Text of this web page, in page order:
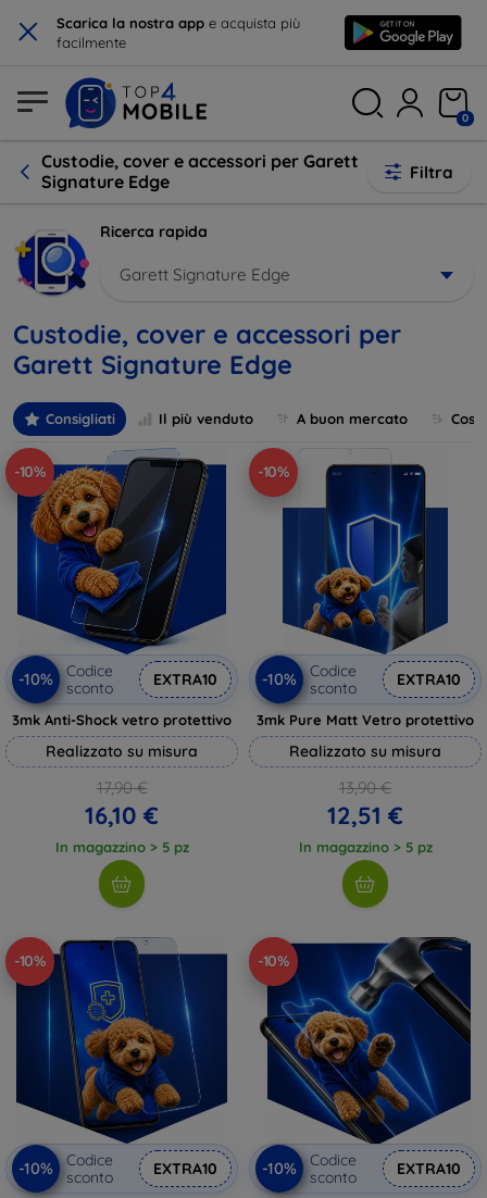
× Scarica la nostra app e acquista più
facilmente
0
Custodie, cover e accessori per Garett
Signature Edge
Filtra
Ricerca rapida
Garett Signature Edge
Custodie, cover e accessori per
Garett Signature Edge
Consigliati Il più venduto A buon mercato
-10%
-10%
Codice
sconto
EXTRA10
3mk Anti-Shock vetro protettivo
Realizzato su misura
17,90 €
16,10 €
In magazzino > 5 pz
-10%
-10%
Codice
sconto
EXTRA10
3mk Pure Matt Vetro protettivo
Realizzato su misura
13,90 €
12,51 €
In magazzino > 5 pz
-10%
-10%
Codice
sconto
EXTRA10
-10%
-10%
Codice
sconto
EXTRA10